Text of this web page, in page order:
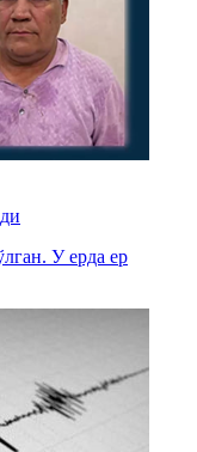
У ерда ер